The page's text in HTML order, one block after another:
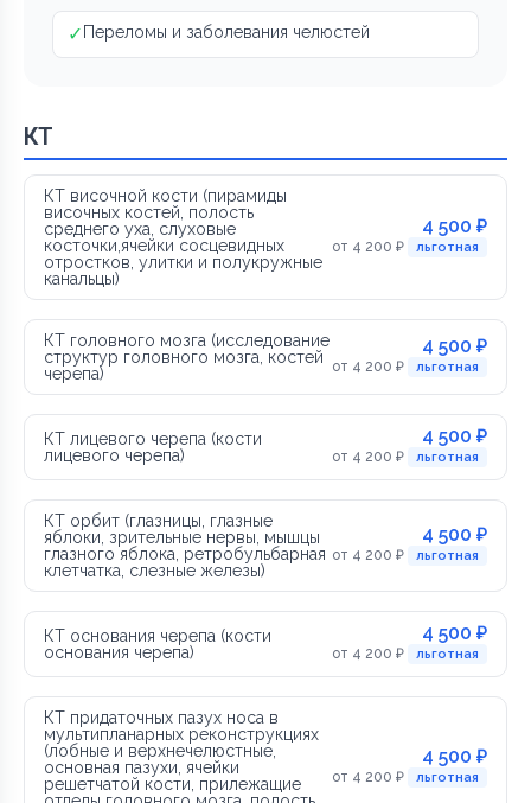
✓ Переломы и заболевания челюстей
КТ
КТ височной кости (пирамиды
височных костей, полость
среднего уха, слуховые
косточки,ячейки сосцевидных
отростков, улитки и полукружные
канальцы)
4 500 ₽
от 4 200 ₽ льготная
КТ головного мозга (исследование
структур головного мозга, костей
черепа)
4 500 ₽
от 4 200 ₽ льготная
КТ лицевого черепа (кости
лицевого черепа)
4 500 ₽
от 4 200 ₽ льготная
КТ орбит (глазницы, глазные
яблоки, зрительные нервы, мышцы
глазного яблока, ретробульбарная
клетчатка, слезные железы)
4 500 ₽
от 4 200 ₽ льготная
КТ основания черепа (кости
основания черепа)
4 500 ₽
от 4 200 ₽ льготная
КТ придаточных пазух носа в
мультипланарных реконструкциях
(лобные и верхнечелюстные,
основная пазухи, ячейки
решетчатой кости, прилежащие
4 500 ₽
от 4 200 ₽ льготная